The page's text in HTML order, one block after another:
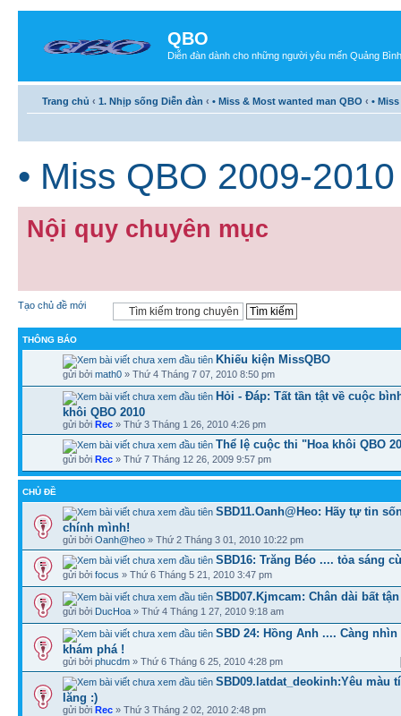
QBO
Diễn đàn dành cho những người yêu mến Quảng Bình
Trang chủ ‹ 1. Nhịp sống Diễn đàn ‹ • Miss & Most wanted man QBO ‹ •
• Miss QBO 2009-2010
Nội quy chuyên mục
Tạo chủ đề mới
THÔNG BÁO
Khiếu kiện MissQBO
gửi bởi math0 » Thứ 4 Tháng 7 07, 2010 8:50 pm
Hỏi - Đáp: Tất tần tật về cuộc
khôi QBO 2010
gửi bởi Rec » Thứ 3 Tháng 1 26, 2010 4:26 pm
Thể lệ cuộc thi "Hoa khôi QBO
gửi bởi Rec » Thứ 7 Tháng 12 26, 2009 9:57 pm
CHỦ ĐỀ
SBD11.Oanh@Heo: Hãy tự tin
chính mình!
gửi bởi Oanh@heo » Thứ 2 Tháng 3 01, 2010 10:22 pm
SBD16: Trăng Béo .... tỏa sáng
gửi bởi focus » Thứ 6 Tháng 5 21, 2010 3:47 pm
SBD07.Kjmcam: Chân dài bất tận
gửi bởi DucHoa » Thứ 4 Tháng 1 27, 2010 9:18 am
SBD 24: Hồng Anh .... Càng
khám phá !
gửi bởi phucdm » Thứ 6 Tháng 6 25, 2010 4:28 pm
SBD09.latdat_deokinh:Yêu màu
lăng :)
gửi bởi Rec » Thứ 3 Tháng 2 02, 2010 2:48 pm